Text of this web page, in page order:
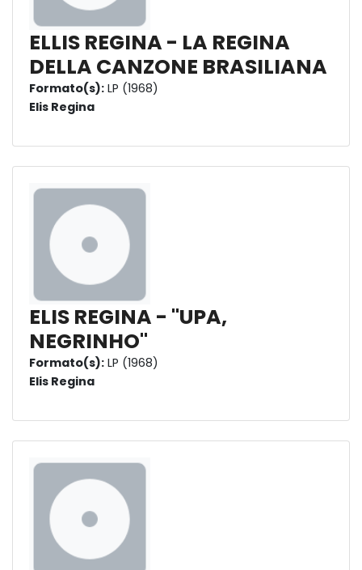
ELLIS REGINA - LA REGINA
DELLA CANZONE BRASILIANA
Formato(s): LP (1968)
Elis Regina
ELIS REGINA - "UPA,
NEGRINHO"
Formato(s): LP (1968)
Elis Regina